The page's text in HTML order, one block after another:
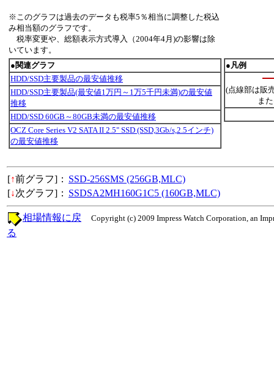
※このグラフは過去のデータも税率5％相当に調整した税込
み相当額のグラフです。
税率変更や、総額表示方式導入（2004年4月)の影響は除
いています。
●関連グラフ
HDD/SSD主要製品の最安値推移
HDD/SSD主要製品(最安値1万円～1万5千円未満)の最安値
推移
HDD/SSD 60GB～80GB未満の最安値推移
OCZ Core Series V2 SATA II 2.5" SSD (SSD,3Gb/s,2.5インチ)
の最安値推移
●凡例
(点線部は販
ま
[↑前グラフ]： SSD-256SMS (256GB,MLC)
[↓次グラフ]： SSDSA2MH160G1C5 (160GB,MLC)
Copyright (c) 2009 Impress Watch Corporation, an
相場情報に戻
る